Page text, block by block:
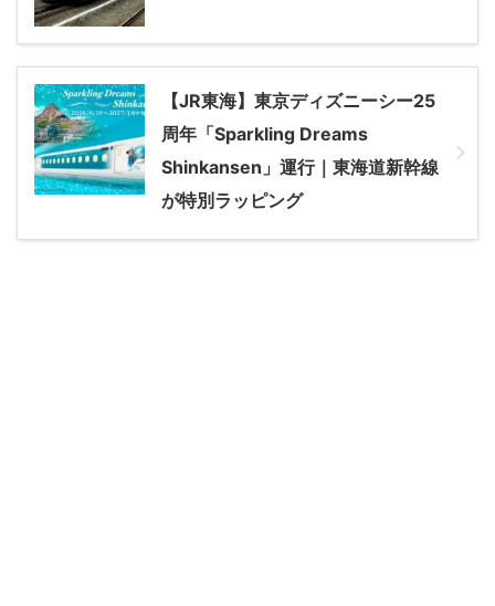
【JR東海】東京ディズニーシー25
周年「Sparkling Dreams
Shinkansen」運行｜東海道新幹線
が特別ラッピング